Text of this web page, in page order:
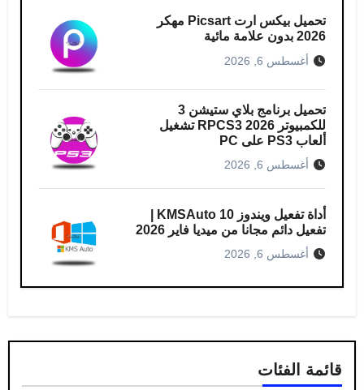
تحميل بيكس ارت Picsart مهكر
2026 بدون علامة مائية
أغسطس 6, 2026
تحميل برنامج بلاي ستيشن 3
للكمبيوتر RPCS3 2026 تشغيل
ألعاب PS3 على PC
أغسطس 6, 2026
تفعيل دائم مجانا من ميديا فاير 2026
أغسطس 6, 2026
قائمة الفئات